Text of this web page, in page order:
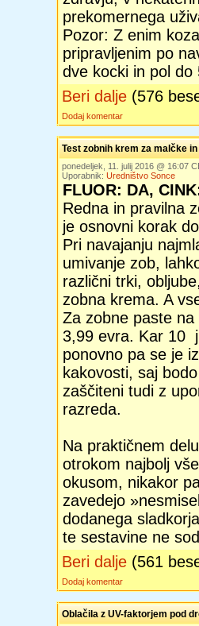
prekomernega
Pozor: Z enim
pripravljenim po
dve kocki in pol do
Beri dalje (576
Dodaj komentar
Test zobnih krem za malčke
ponedeljek, 11. julij 2016 @ 16:07
Uporabnik: Uredništvo Sonce
FLUOR: DA,
Redna in pravilna
je osnovni korak
Pri navajanju
umivanje zob,
različni trki,
zobna krema. A
Za zobne paste
3,99 evra. Kar 10
ponovno pa se je
kakovosti, saj
zaščiteni tudi z
razreda.
Na praktičnem
otrokom najbolj
okusom, nikakor
zavedejo
dodanega
te sestavine ne
Beri dalje (561
Dodaj komentar
Oblačila z UV-faktorjem pod